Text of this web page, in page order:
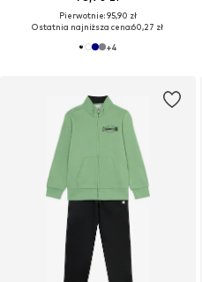
Pierwotnie: 95,90 zł
Ostatnia najniższa cena:60,27 zł
+4